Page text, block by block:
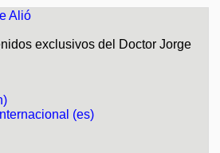
exclusivos del Doctor Jorge
(es)